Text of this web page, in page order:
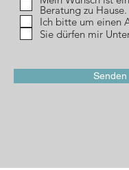
f
e
d
Beratung zu Hause.
Ich bitte um einen
Sie dürfen mir
Senden